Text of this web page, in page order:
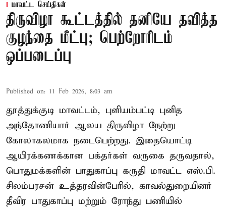
மாவட்ட செய்திகள்
திருவிழா கூட்டத்தில் தனியே தவித்த
குழந்தை மீட்பு; பெற்றோரிடம்
ஒப்படைப்பு
Published on: 11 Feb 2026, 8:03 am
தூத்துக்குடி மாவட்டம், புளியம்பட்டி புனித
அந்தோணியார் ஆலய திருவிழா நேற்று
கோலாகலமாக நடைபெற்றது. இதையொட்டி
ஆயிரக்கணக்கான பக்தர்கள் வருகை தருவதால்,
பொதுமக்களின் பாதுகாப்பு கருதி மாவட்ட எஸ்.பி.
சிலம்பரசன் உத்தரவின்பேரில், காவல்துறையினர்
தீவிர பாதுகாப்பு மற்றும் ரோந்து பணியில்